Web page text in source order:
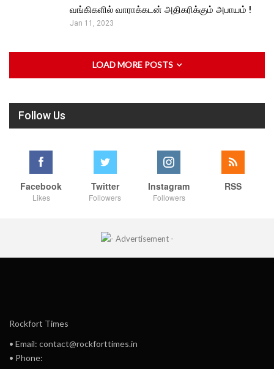
வங்கிகளில் வாராக்கடன் அதிகரிக்கும் அபாயம் !
Jan 11, 2023
LOAD MORE POSTS
Follow Us
Facebook
Likes
Twitter
Followers
Instagram
Followers
RSS
Rockfort Times
• Email: contact@rockforttimes.in
• Phone: